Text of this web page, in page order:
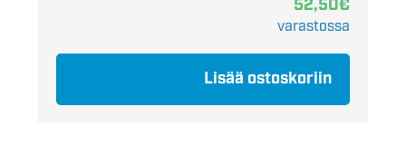
52,50€
varastossa
Lisää ostoskoriin